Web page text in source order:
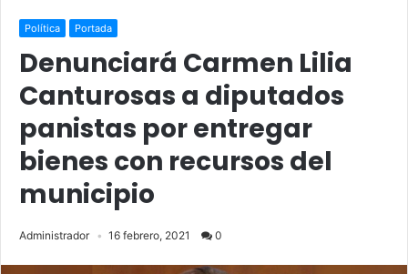
Política Portada
Denunciará Carmen Lilia
Canturosas a diputados
panistas por entregar
bienes con recursos del
municipio
Administrador 16 febrero, 2021 0